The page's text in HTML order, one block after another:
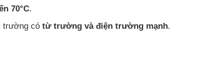
70°C.
trường có từ trường và điện trường mạnh.